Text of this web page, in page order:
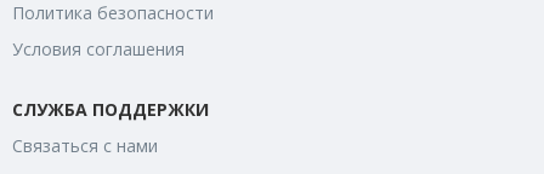
Политика безопасности
Условия соглашения
СЛУЖБА ПОДДЕРЖКИ
Связаться с нами